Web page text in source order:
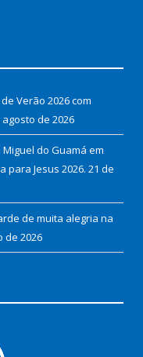
Verão 2026 com
agosto de 2026
do Guamá em
para Jesus 2026. 21 de
de muita alegria na
de 2026